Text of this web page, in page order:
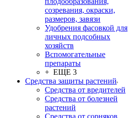
созревания, окраски,
размеров, завязи
Удобрения фасовкой для
личных подсобных
хозяйств
Вспомогательные
препараты
+ ЕЩЕ 3
Средства защиты растений
Средства от вредителей
Средства от болезней
растений
Средства от сорняков